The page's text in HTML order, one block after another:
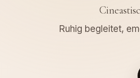
Ruhig begleitet,